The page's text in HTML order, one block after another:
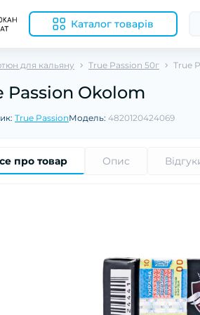
Каталог товарів
для кальяну True Passion 50г True
Passion Okolom
True PassionМодель: 4820120424069
про товар Опис